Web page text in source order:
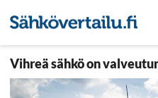
Vihreä sähkö on